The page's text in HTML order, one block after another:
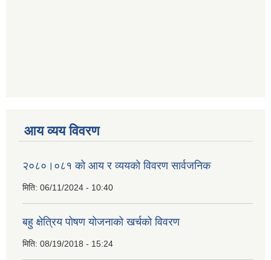
आय व्यय विवरण
२०८०।०८१ को आय र व्ययको विवरण सार्वजनिक
मिति: 06/11/2024 - 10:40
बहु क्षेत्रिय पोषण योजनाको खर्चको विवरण
मिति: 08/19/2018 - 15:24